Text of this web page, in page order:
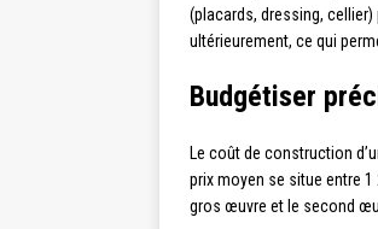
(placards, dressing,
ultérieurement, ce qui
Budgétiser
Le coût de construction
prix moyen se situe entre
gros œuvre et le second